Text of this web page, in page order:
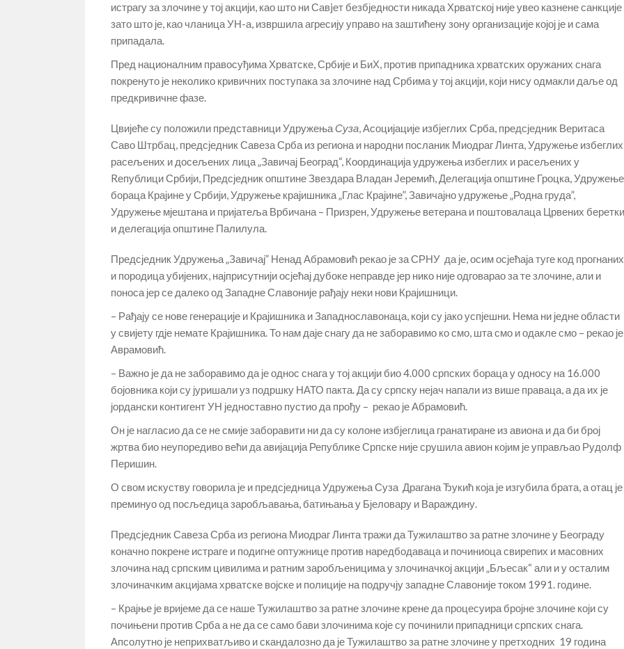
истрагу за злочине у тој акцији, као што ни Савjет безбједности никада Хрватској није увео казнене санкције
зато што је, као чланица УН-а, извршила агресију управо на заштићену зону организације којој је и сама
припадала.
Пред националним правосуђима Хрватске, Србије и БиХ, против припадника хрватских оружаних снага
покренуто је неколико кривичних поступака за злочине над Србима у тој акцији, који нису одмакли даље од
предкривичне фазе.
Цвијеће су положили представници Удружења Суза, Асоцијације избјеглих Срба, предсједник Веритаса
Саво Штрбац, предсједник Савеза Срба из региона и народни посланик Миодраг Линта, Удружење
расељених и досељених лица „Завичај Београд“, Координација удружења избеглих и расељених у
Rепублици Србији, Предсједник општине Звездара Владан Јеремић, Делегација општине Гроцка, Удружење
бораца Крајине у Србији, Удружење крајишника „Глас Крајине”, Завичајно удружење „Родна груда”,
Удружење мјештана и пријатеља Врбичана – Призрен, Удружење ветерана и поштовалаца Црвених беретки
и делегација општине Палилула.
Предсједник Удружења „Завичај” Ненад Абрамовић рекао је за СРНУ да је, осим осјећаја туге код прогнаних
и породица убијених, најприсутнији осјећај дубоке неправде јер нико није одговарао за те злочине, али и
поноса јер се далеко од Западне Славоније рађају неки нови Крајишници.
– Рађају се нове генерације и Крајишника и Западнославонаца, који су јако успјешни. Нема ни једне области
у свијету гдје немате Крајишника. То нам даје снагу да не заборавимо ко смо, шта смо и одакле смо – рекао је
Аврамовић.
– Важно је да не заборавимо да је однос снага у тој акцији био 4.000 српских бораца у односу на 16.000
бојовника који су јуришали уз подршку НАТО пакта. Да су српску нејач напали из више праваца, а да их је
јордански контигент УН једноставно пустио да прођу – рекао је Абрамовић.
Он је нагласио да се не смије заборавити ни да су колоне избјеглица гранатиране из авиона и да би број
жртва био неупоредиво већи да авијација Републике Српске није срушила авион којим је управљао Рудолф
Перишин.
О свом искуству говорила је и предсједница Удружења Суза Драгана Ђукић која је изгубила брата, а отац је
преминуо од посљедица заробљавања, батињања у Бјеловару и Вараждину.
Предсједник Савеза Срба из региона Миодраг Линта тражи да Тужилаштво за ратне злочине у Београду
коначно покрене истраге и подигне оптужнице против наредбодаваца и починиоца свирепих и масовних
злочина над српским цивилима и ратним заробљеницима у злочиначкој акцији „Бљесак“ али и у осталим
злочиначким акцијама хрватске војске и полиције на подручју западне Славоније током 1991. године.
– Крајње је вријеме да се наше Тужилаштво за ратне злочине крене да процесуира бројне злочине који су
почињени против Срба а не да се само бави злочинима које су починили припадници српских снага.
Апсолутно је неприхватљиво и скандалозно да је Тужилаштво за ратне злочине у претходних 19 година